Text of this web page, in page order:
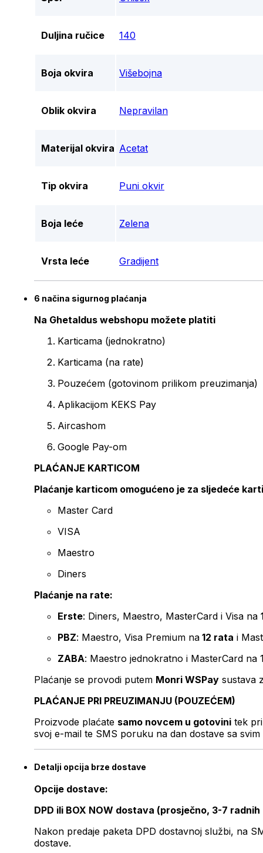
Duljina ručice 140
Boja okvira Višebojna
Oblik okvira Nepravilan
Materijal okvira Acetat
Tip okvira Puni okvir
Boja leće Zelena
Vrsta leće Gradijent
6 načina sigurnog plaćanja
Na Ghetaldus webshopu možete platiti
Karticama (jednokratno)
Karticama (na rate)
Pouzećem (gotovinom prilikom preuzimanja)
Aplikacijom KEKS Pay
Aircashom
Google Pay-om
PLAĆANJE KARTICOM
Plaćanje karticom omogućeno je za sljedeće
Master Card
VISA
Maestro
Diners
Plaćanje na rate:
Erste: Diners, Maestro, MasterCard i Visa na
PBZ: Maestro, Visa Premium na 12 rata i
ZABA: Maestro jednokratno i MasterCard na
Plaćanje se provodi putem Monri WSPay sustava
PLAĆANJE PRI PREUZIMANJU (POUZEĆEM)
Proizvode plaćate samo novcem u gotovini tek
svoj e-mail te SMS poruku na dan dostave sa svim
Detalji opcija brze dostave
Opcije dostave:
DPD ili BOX NOW dostava (prosječno, 3-7 radnih
Nakon predaje paketa DPD dostavnoj službi, na
dostave.